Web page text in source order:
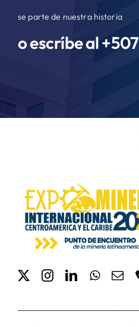
se parte de nuestra historia
o escríbe al +507